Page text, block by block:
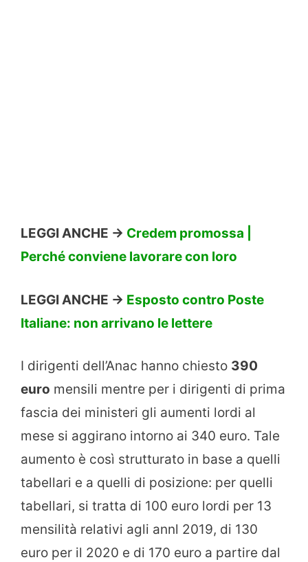
LEGGI ANCHE -> Credem promossa |
Perché conviene lavorare con loro
LEGGI ANCHE -> Esposto contro Poste
Italiane: non arrivano le lettere
I dirigenti dell’Anac hanno chiesto 390
euro mensili mentre per i dirigenti di prima
fascia dei ministeri gli aumenti lordi al
mese si aggirano intorno ai 340 euro. Tale
aumento è così strutturato in base a quelli
tabellari e a quelli di posizione: per quelli
tabellari, si tratta di 100 euro lordi per 13
mensilità relativi agli annl 2019, di 130
euro per il 2020 e di 170 euro a partire dal